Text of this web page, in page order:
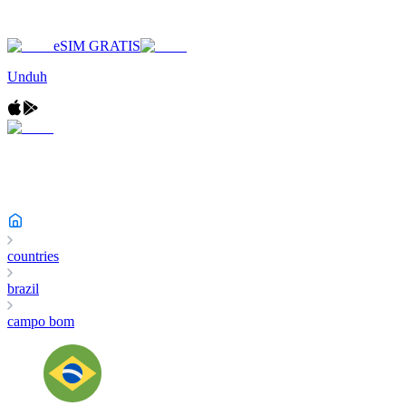
eSIM GRATIS
Unduh
countries
brazil
campo bom